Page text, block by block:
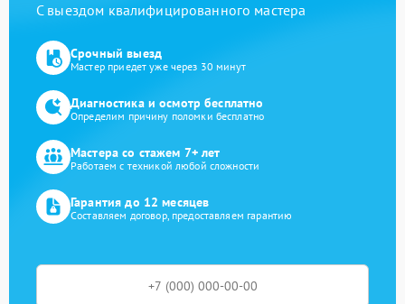
С выездом квалифицированного мастера
Срочный выезд
Мастер приедет уже через 30 минут
Диагностика и осмотр бесплатно
Определим причину поломки бесплатно
Мастера со стажем 7+ лет
Работаем с техникой любой сложности
Гарантия до 12 месяцев
Составляем договор, предоставляем гарантию